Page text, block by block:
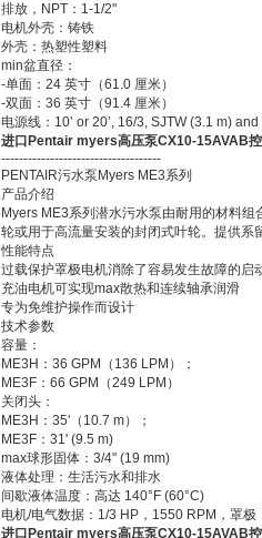
排放，NPT：1-1/2"
电机外壳：铸铁
外壳：热塑性塑料
min盆直径：
-单面：24 英寸（61.0 厘米）
-双面：36 英寸（91.4 厘米）
电源线：10’ or 20’, 16/3, SJTW (3.1 m)
进口Pentair myers高压泵CX10-15AVAB
------------------------------------
PENTAIR污水泵Myers ME3系列
产品介绍
Myers ME3系列潜水污水泵由耐用的材料
轮或用于高流量安装的封闭式叶轮。提供
性能特点
过载保护罩极电机消除了容易发生故障的启
充油电机可实现max散热和连续轴承润滑
专为免维护操作而设计
技术参数
容量：
ME3H：36 GPM（136 LPM）；
ME3F：66 GPM（249 LPM）
关闭头：
ME3H：35'（10.7 m）；
ME3F：31' (9.5 m)
max球形固体：3/4" (19 mm)
液体处理：生活污水和排水
间歇液体温度：高达 140°F (60°C)
电机/电气数据：1/3 HP，1550 RPM，罩
进口Pentair myers高压泵CX10-15AVAB